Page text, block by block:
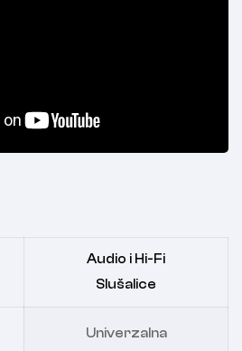
Audio i Hi-Fi
Slušalice
Univerzalna